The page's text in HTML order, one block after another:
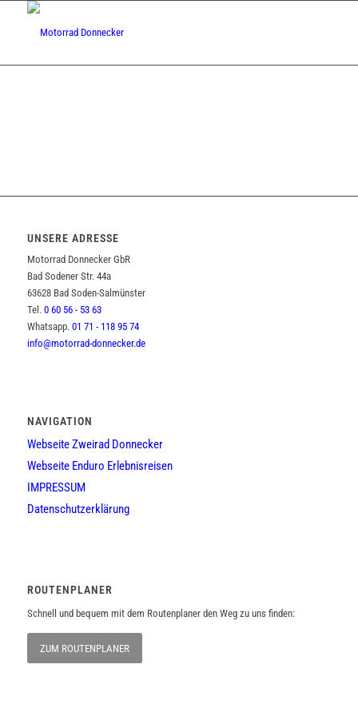
UNSERE ADRESSE
Motorrad Donnecker GbR
Bad Sodener Str. 44a
63628 Bad Soden-Salmünster
Tel. 0 60 56 - 53 63
Whatsapp. 01 71 - 118 95 74
info@motorrad-donnecker.de
NAVIGATION
Webseite Zweirad Donnecker
Webseite Enduro Erlebnisreisen
IMPRESSUM
Datenschutzerklärung
ROUTENPLANER
Schnell und bequem mit dem Routenplaner den Weg zu uns finden:
ZUM ROUTENPLANER